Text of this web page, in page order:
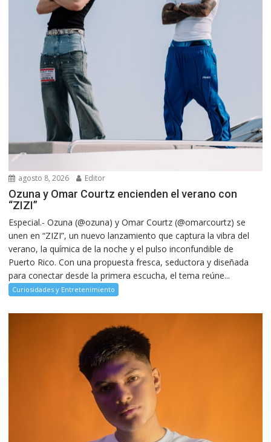
agosto 8, 2026 Editor
Ozuna y Omar Courtz encienden el verano con
“ZIZI”
Especial.- Ozuna (@ozuna) y Omar Courtz (@omarcourtz) se
unen en “ZIZI”, un nuevo lanzamiento que captura la vibra del
verano, la química de la noche y el pulso inconfundible de
Puerto Rico. Con una propuesta fresca, seductora y diseñada
para conectar desde la primera escucha, el tema reúne...
Curiosidades y Entretenimiento